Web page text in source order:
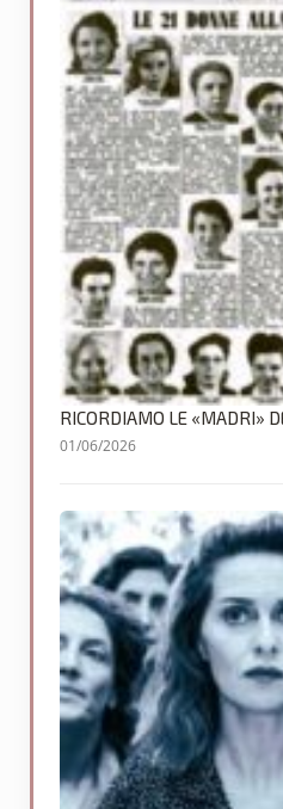
RICORDIAMO LE «MADRI»
01/06/2026